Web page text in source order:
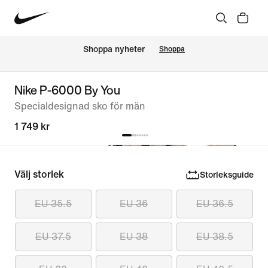
Shoppa nyheter Shoppa
Nike P-6000 By You
Specialdesignad sko för män
1 749 kr
Välj storlek Storleksguide
EU 35.5 EU 36 EU 36.5
EU 37.5 EU 38 EU 38.5